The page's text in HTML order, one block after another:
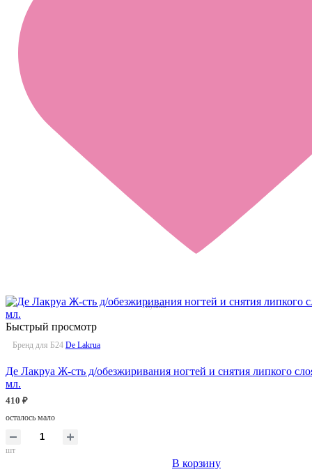
Быстрый просмотр
Бренд для Б24 De Lakrua
Де Лакруа Ж-сть д/обезжиривания ногтей и снятия липкого
мл.
410 ₽
осталось мало
шт
В корзину